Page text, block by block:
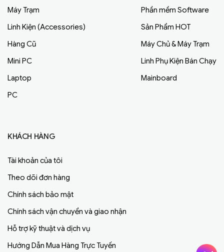
Máy Trạm
Linh Kiện (Accessories)
Hàng Cũ
Mini PC
Laptop
PC
Phần mềm Software
Sản Phẩm HOT
Máy Chủ & Máy Trạm
Linh Phụ Kiện Bán Chạy
Mainboard
KHÁCH HÀNG
Tài khoản của tôi
Theo dõi đơn hàng
Chính sách bảo mật
Chính sách vận chuyển và giao nhận
Hỗ trợ kỹ thuật và dịch vụ
Hướng Dẫn Mua Hàng Trực Tuyến